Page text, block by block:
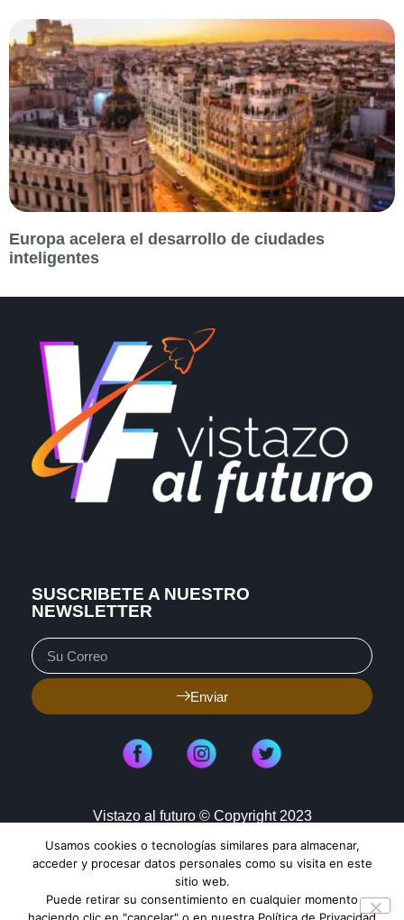
Europa acelera el desarrollo de ciudades
inteligentes
SUSCRIBETE A NUESTRO
NEWSLETTER
Enviar
Vistazo al futuro © Copyright 2023
Aviso de Privacidad
Política de Cookies
Mapa de Sitio
Usamos cookies o tecnologías similares para almacenar,
acceder y procesar datos personales como su visita en este
sitio web.
Puede retirar su consentimiento en cualquier momento